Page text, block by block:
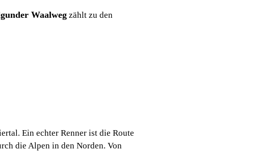
Waalweg zählt zu den
Ein echter Renner ist die Route
die Alpen in den Norden. Von